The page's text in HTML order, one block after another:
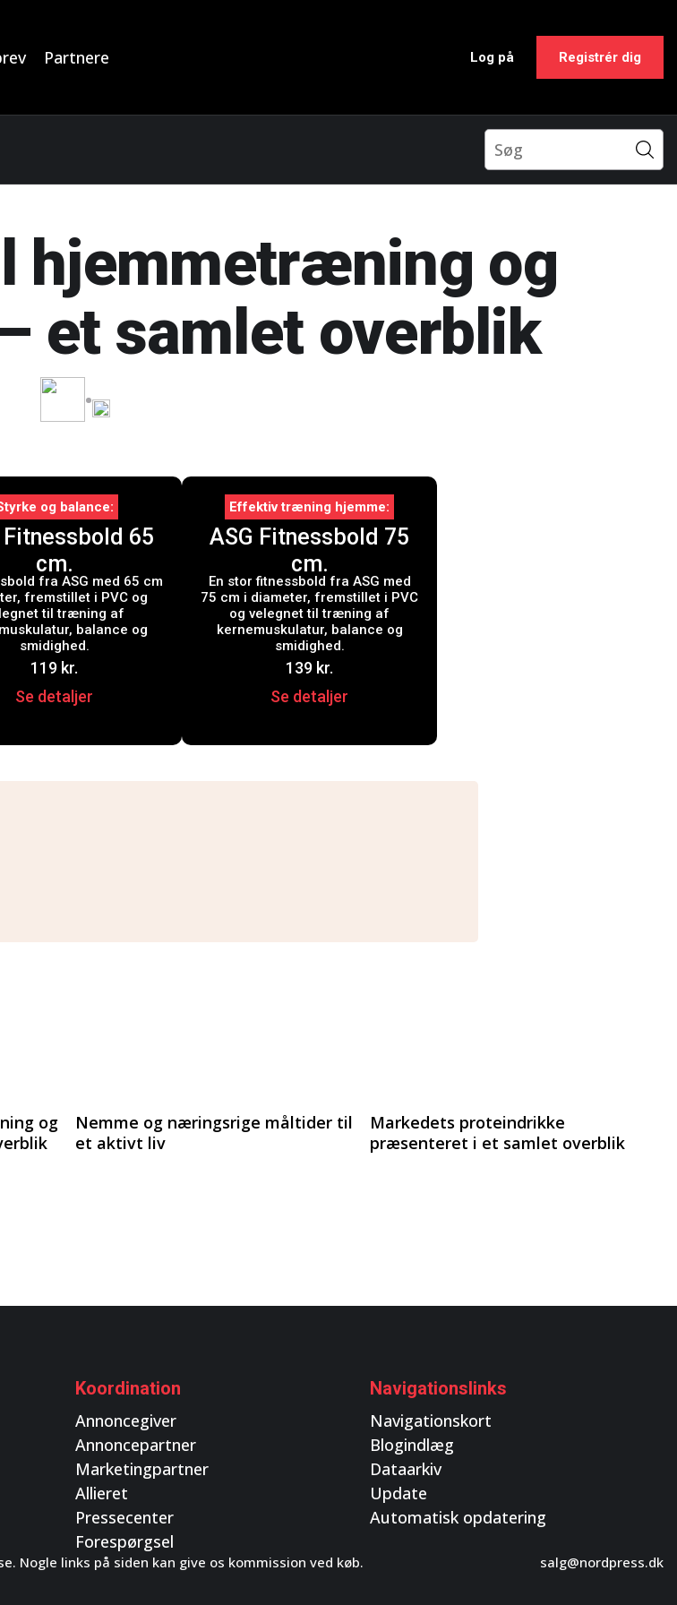
Partnere Log på Registrér dig
hjemmetræning og
et samlet overblik
og balance
Fitnessbold 65
cm.
fra ASG med 65 cm
fremstillet i PVC og
til træning af
balance og
smidighed.
119 kr.
Se detaljer
Effektiv træning hjemme
ASG Fitnessbold 75
cm.
En stor fitnessbold fra ASG med
75 cm i diameter, fremstillet i PVC
og velegnet til træning af
kernemuskulatur, balance og
smidighed.
139 kr.
Se detaljer
og
Nemme og næringsrige måltider til
et aktivt liv
Markedets proteindrikke
præsenteret i et samlet overblik
Nogle links på siden kan give os kommission ved køb.
Koordination
Annoncegiver
Annoncepartner
Marketingpartner
Allieret
Pressecenter
Forespørgsel
Navigationslinks
Navigationskort
Blogindlæg
Dataarkiv
Update
Automatisk opdatering
salg@nordpress.dk